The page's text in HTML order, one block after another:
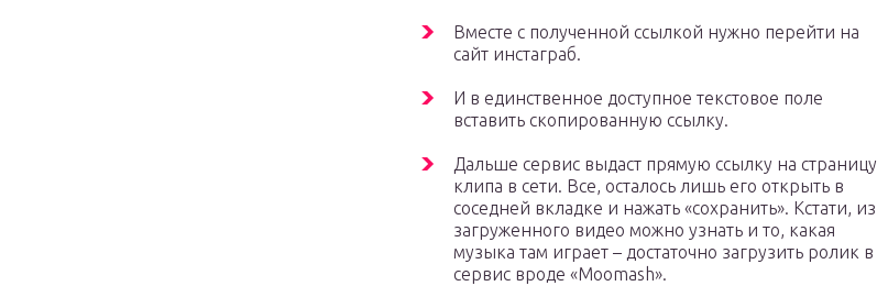
Вместе с полученной ссылкой нужно перейти на
сайт инстаграб.
И в единственное доступное текстовое поле
вставить скопированную ссылку.
Дальше сервис выдаст прямую ссылку на страницу
клипа в сети. Все, осталось лишь его открыть в
соседней вкладке и нажать «сохранить». Кстати, из
загруженного видео можно узнать и то, какая
музыка там играет – достаточно загрузить ролик в
сервис вроде «Moomash».